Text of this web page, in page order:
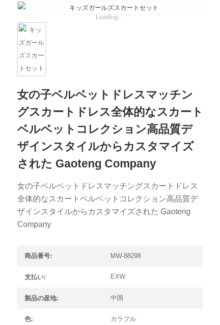
Loading...
女の子ベルベットドレスマッチン
グスカートドレス全体的なスカート
ベルベットコレクション高品質デ
ザインスタイルからカスタマイズ
された Gaoteng Company
女の子ベルベットドレスマッチングスカートドレス
全体的なスカートベルベットコレクション高品質デ
ザインスタイルからカスタマイズされた Gaoteng
Company
商品番号: MW-88298
支払い: EXW
製品の産地: 中国
色: カラフル